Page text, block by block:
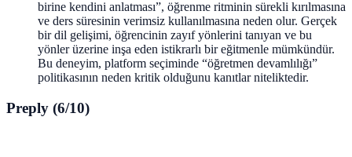
birine kendini anlatması”, öğrenme ritminin sürekli kırılmasına
ve ders süresinin verimsiz kullanılmasına neden olur. Gerçek
bir dil gelişimi, öğrencinin zayıf yönlerini tanıyan ve bu
yönler üzerine inşa eden istikrarlı bir eğitmenle mümkündür.
Bu deneyim, platform seçiminde “öğretmen devamlılığı”
politikasının neden kritik olduğunu kanıtlar niteliktedir.
Preply (6/10)